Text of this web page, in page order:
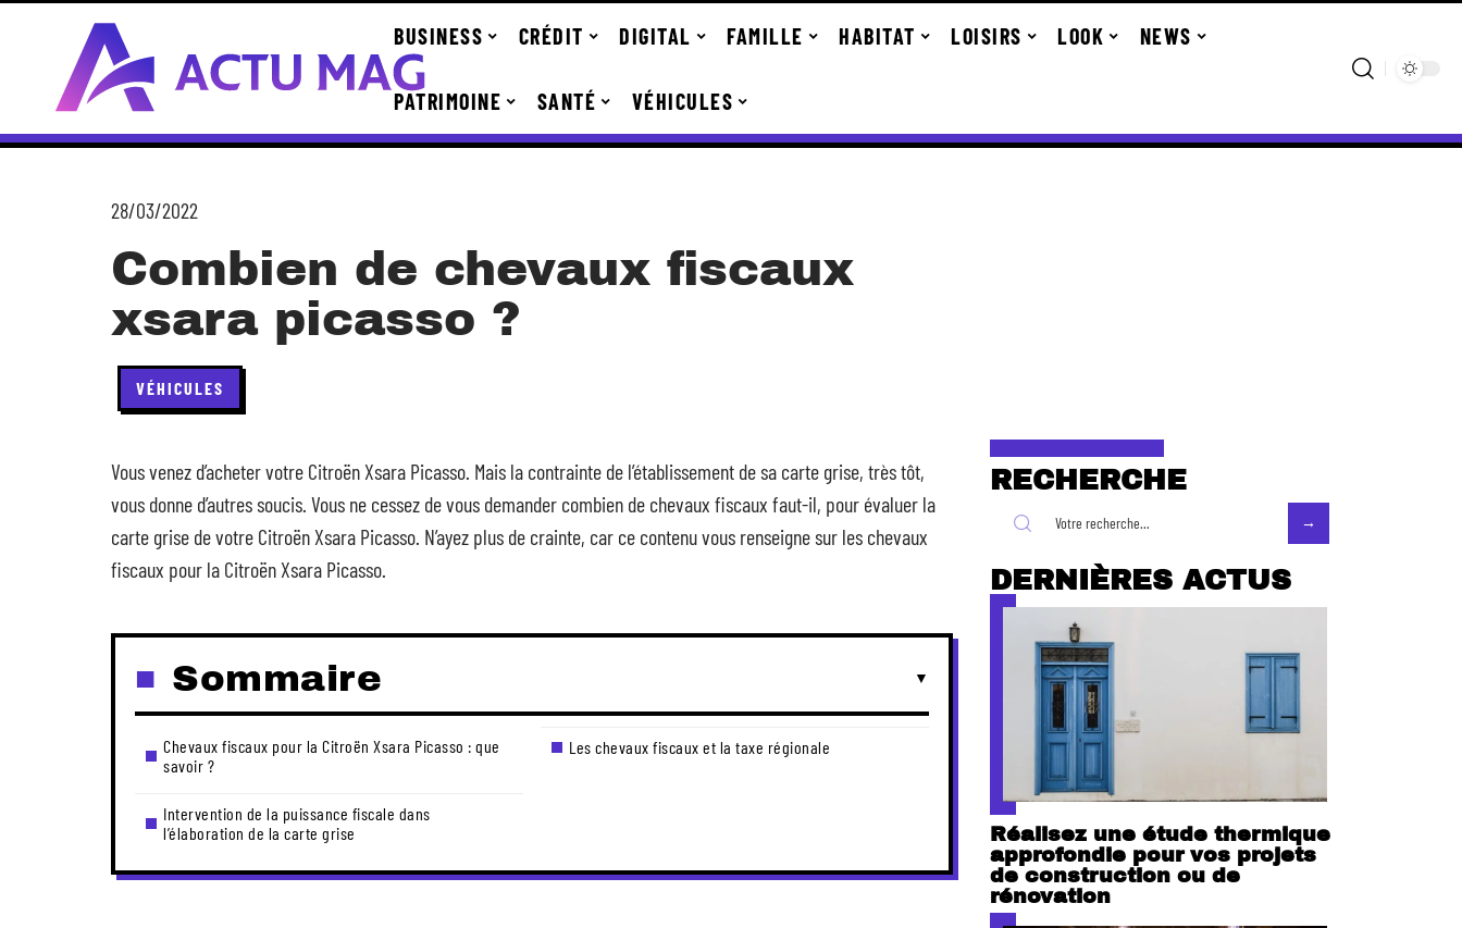
BUSINESS CRÉDIT DIGITAL FAMILLE HABITAT LOISIRS LOOK NEWS
PATRIMOINE SANTÉ VÉHICULES
28/03/2022
Combien de chevaux fiscaux
xsara picasso ?
VÉHICULES
Vous venez d’acheter votre Citroën Xsara Picasso. Mais la contrainte de l’établissement de sa carte grise, très tôt,
vous donne d’autres soucis. Vous ne cessez de vous demander combien de chevaux fiscaux faut-il, pour évaluer la
carte grise de votre Citroën Xsara Picasso. N’ayez plus de crainte, car ce contenu vous renseigne sur les chevaux
fiscaux pour la Citroën Xsara Picasso.
Sommaire
Chevaux fiscaux pour la Citroën Xsara Picasso : que
savoir ?
Intervention de la puissance fiscale dans
l’élaboration de la carte grise
Les chevaux fiscaux et la taxe régionale
RECHERCHE
DERNIÈRES ACTUS
Réalisez une étude thermique
approfondie pour vos projets
de construction ou de
rénovation